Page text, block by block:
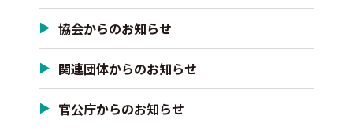
協会からのお知らせ
関連団体からのお知らせ
官公庁からのお知らせ